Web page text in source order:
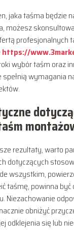
jaka taśma będzie
możesz
profesjonalnych
https://
wybór taśm oraz
wymagania
rezultaty, warto
dotyczących
wszystkim,
taśmę, powinna być
Niezachowanie
obniżyć
odklejenia się lub